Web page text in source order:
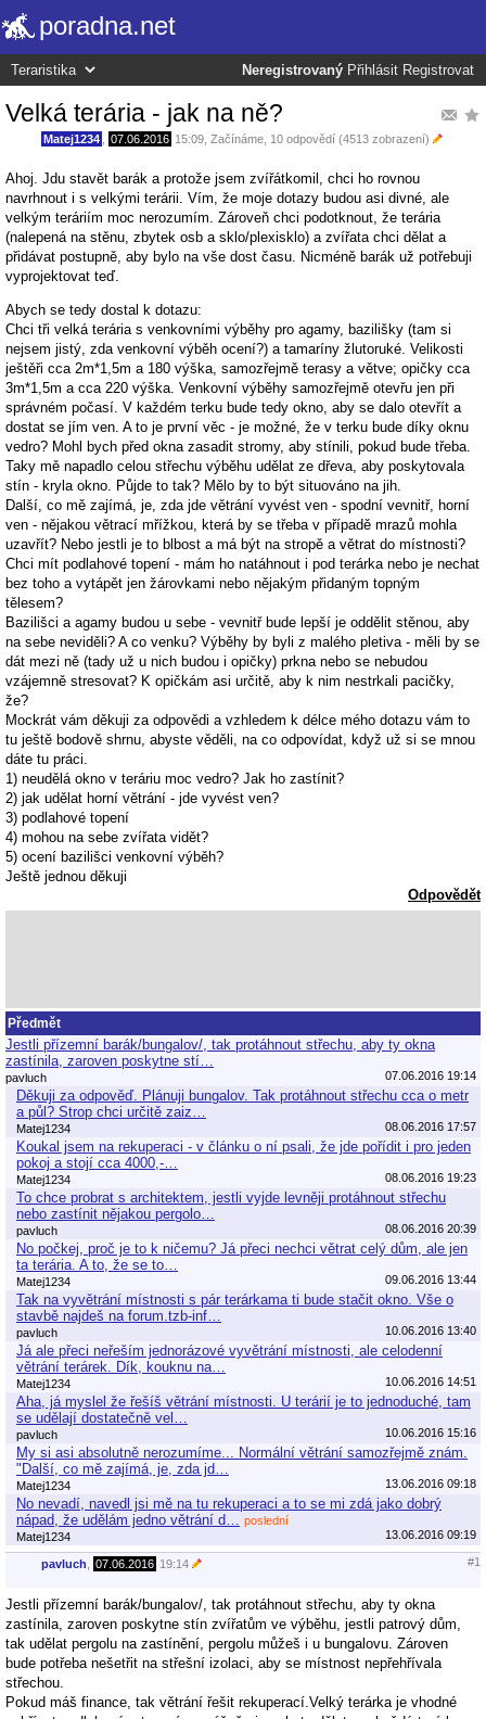
poradna.net
Neregistrovaný Přihlásit Registrovat
Velká terária - jak na ně?
Matej1234 07.06.2016 15:09 Začínáme , 10 odpovědí (4513 zobrazení)
Ahoj. Jdu stavět barák a protože jsem zvířátkomil, chci ho rovnou
navrhnout i s velkými terárii. Vím, že moje dotazy budou asi divné, ale
velkým teráriím moc nerozumím. Zároveň chci podotknout, že terária
(nalepená na stěnu, zbytek osb a sklo/plexisklo) a zvířata chci dělat a
přidávat postupně, aby bylo na vše dost času. Nicméně barák už potřebuji
vyprojektovat teď.
Abych se tedy dostal k dotazu:
Chci tři velká terária s venkovními výběhy pro agamy, bazilišky (tam si
nejsem jistý, zda venkovní výběh ocení?) a tamaríny žlutoruké. Velikosti
ještěři cca 2m*1,5m a 180 výška, samozřejmě terasy a větve; opičky cca
3m*1,5m a cca 220 výška. Venkovní výběhy samozřejmě otevřu jen při
správném počasí. V každém terku bude tedy okno, aby se dalo otevřít a
dostat se jím ven. A to je první věc - je možné, že v terku bude díky oknu
vedro? Mohl bych před okna zasadit stromy, aby stínili, pokud bude třeba.
Taky mě napadlo celou střechu výběhu udělat ze dřeva, aby poskytovala
stín - kryla okno. Půjde to tak? Mělo by to být situováno na jih.
Další, co mě zajímá, je, zda jde větrání vyvést ven - spodní vevnitř, horní
ven - nějakou větrací mřížkou, která by se třeba v případě mrazů mohla
uzavřít? Nebo jestli je to blbost a má být na stropě a větrat do místnosti?
Chci mít podlahové topení - mám ho natáhnout i pod terárka nebo je nechat
bez toho a vytápět jen žárovkami nebo nějakým přidaným topným
tělesem?
Bazilišci a agamy budou u sebe - vevnitř bude lepší je oddělit stěnou, aby
na sebe neviděli? A co venku? Výběhy by byli z malého pletiva - měli by se
dát mezi ně (tady už u nich budou i opičky) prkna nebo se nebudou
vzájemně stresovat? K opičkám asi určitě, aby k nim nestrkali pacičky,
že?
Mockrát vám děkuji za odpovědi a vzhledem k délce mého dotazu vám to
tu ještě bodově shrnu, abyste věděli, na co odpovídat, když už si se mnou
dáte tu práci.
1) neudělá okno v teráriu moc vedro? Jak ho zastínit?
2) jak udělat horní větrání - jde vyvést ven?
3) podlahové topení
4) mohou na sebe zvířata vidět?
5) ocení bazilišci venkovní výběh?
Ještě jednou děkuji
Odpovědět
Předmět
Jestli přízemní barák/bungalov/, tak protáhnout střechu, aby ty okna
zastínila, zaroven poskytne stí…
pavluch 07.06.2016 19:14
Děkuji za odpověď. Plánuji bungalov. Tak protáhnout střechu cca o metr
a půl? Strop chci určitě zaiz…
Matej1234 08.06.2016 17:57
Koukal jsem na rekuperaci - v článku o ní psali, že jde pořídit i pro jeden
pokoj a stojí cca 4000,-…
Matej1234 08.06.2016 19:23
To chce probrat s architektem, jestli vyjde levněji protáhnout střechu
nebo zastínit nějakou pergolo…
pavluch 08.06.2016 20:39
No počkej, proč je to k ničemu? Já přeci nechci větrat celý dům, ale jen
ta terária. A to, že se to…
Matej1234 09.06.2016 13:44
Tak na vyvětrání místnosti s pár terárkama ti bude stačit okno. Vše o
stavbě najdeš na forum.tzb-inf…
pavluch 10.06.2016 13:40
Já ale přeci neřeším jednorázové vyvětrání místnosti, ale celodenní
větrání terárek. Dík, kouknu na…
Matej1234 10.06.2016 14:51
Aha, já myslel že řešíš větrání místnosti. U terárií je to jednoduché, tam
se udělají dostatečně vel…
pavluch 10.06.2016 15:16
My si asi absolutně nerozumíme... Normální větrání samozřejmě znám.
"Další, co mě zajímá, je, zda jd…
Matej1234 13.06.2016 09:18
No nevadí, navedl jsi mě na tu rekuperaci a to se mi zdá jako dobrý
nápad, že udělám jedno větrání d…
poslední
Matej1234
13.06.2016 09:19
pavluch 07.06.2016 19:14 #1
Jestli přízemní barák/bungalov/, tak protáhnout střechu, aby ty okna
zastínila, zaroven poskytne stín zvířatům ve výběhu, jestli patrový dům,
tak udělat pergolu na zastínění, pergolu můžeš i u bungalovu. Zároven
bude potřeba nešetřit na střešní izolaci, aby se místnost nepřehřívala
střechou.
Pokud máš finance, tak větrání řešit rekuperací.Velký terárka je vhodné